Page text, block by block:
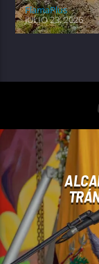
FlamaPlus
JULIO 23, 2026